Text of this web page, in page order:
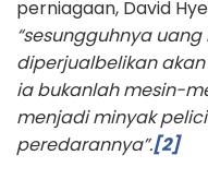
perniagaan, David
“sesungguhnya
diperjualbelikan
ia bukanlah mesin-
menjadi minyak
peredarannya”.[2]